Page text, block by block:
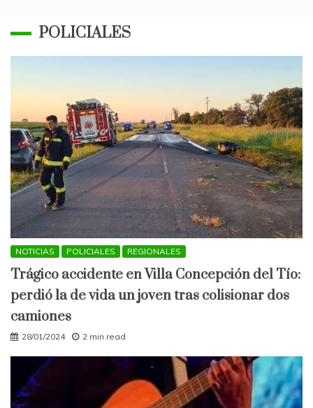
POLICIALES
NOTICIAS POLICIALES REGIONALES
Trágico accidente en Villa Concepción del Tío:
perdió la de vida un joven tras colisionar dos
camiones
28/01/2024 2 min read